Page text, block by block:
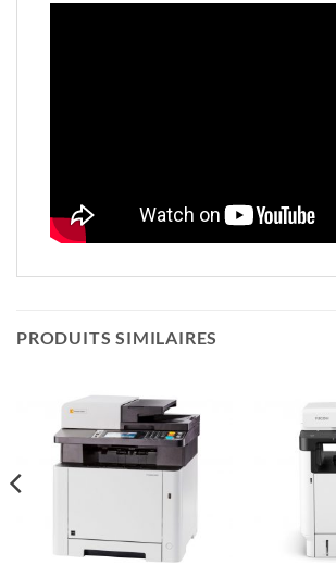
PRODUITS SIMILAIRES